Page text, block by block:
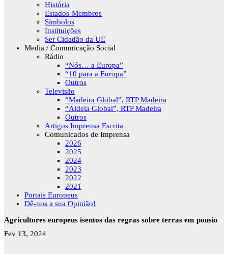
História
Estados-Membros
Símbolos
Instituições
Ser Cidadão da UE
Media / Comunicação Social
Rádio
“Nós… a Europa”
“10 para a Europa”
Outros
Televisão
“Madeira Global”, RTP Madeira
“Aldeia Global”, RTP Madeira
Outros
Artigos Imprensa Escrita
Comunicados de Imprensa
2026
2025
2024
2023
2022
2021
Portais Europeus
Dê-nos a sua Opinião!
Agricultores europeus isentos das regras sobre terras em pousio
Fev 13, 2024